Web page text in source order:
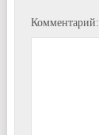
Комментарий: